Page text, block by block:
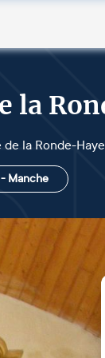
la
de la Ronde-Haye
- Manche